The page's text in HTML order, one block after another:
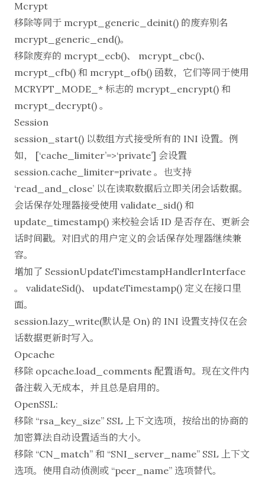
Mcrypt
移除等同于 mcrypt_generic_deinit() 的废弃别名
mcrypt_generic_end()。
移除废弃的 mcrypt_ecb()、 mcrypt_cbc()、
mcrypt_cfb() 和 mcrypt_ofb() 函数，它们等同于使用
MCRYPT_MODE_* 标志的 mcrypt_encrypt() 和
mcrypt_decrypt() 。
Session
session_start() 以数组方式接受所有的 INI 设置。例
如， [‘cache_limiter’=>‘private’] 会设置
session.cache_limiter=private 。也支持
‘read_and_close’ 以在读取数据后立即关闭会话数据。
会话保存处理器接受使用 validate_sid() 和
update_timestamp() 来校验会话 ID 是否存在、更新会
话时间戳。对旧式的用户定义的会话保存处理器继续兼
容。
增加了 SessionUpdateTimestampHandlerInterface
。 validateSid()、 updateTimestamp() 定义在接口里
面。
session.lazy_write(默认是 On) 的 INI 设置支持仅在会
话数据更新时写入。
Opcache
移除 opcache.load_comments 配置语句。现在文件内
备注载入无成本，并且总是启用的。
OpenSSL:
移除 “rsa_key_size” SSL 上下文选项，按给出的协商的
加密算法自动设置适当的大小。
移除 “CN_match” 和 “SNI_server_name” SSL 上下文
选项。使用自动侦测或 “peer_name” 选项替代。